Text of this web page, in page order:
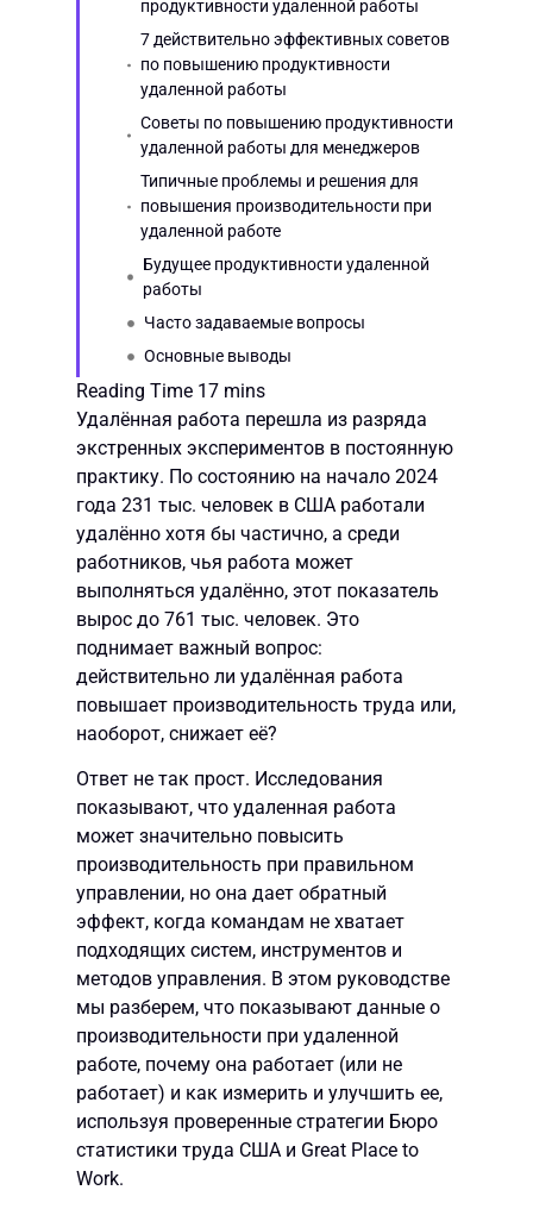
продуктивности удаленной работы
7 действительно эффективных советов
по повышению продуктивности
удаленной работы
Советы по повышению продуктивности
удаленной работы для менеджеров
Типичные проблемы и решения для
повышения производительности при
удаленной работе
Будущее продуктивности удаленной
работы
Часто задаваемые вопросы
Основные выводы
Удалённая работа перешла из разряда
экстренных экспериментов в постоянную
практику. По состоянию на начало 2024
года 231 тыс. человек в США работали
удалённо хотя бы частично, а среди
работников, чья работа может
выполняться удалённо, этот показатель
вырос до 761 тыс. человек. Это
поднимает важный вопрос:
действительно ли удалённая работа
повышает производительность труда или,
наоборот, снижает её?
Ответ не так прост. Исследования
показывают, что удаленная работа
может значительно повысить
производительность при правильном
управлении, но она дает обратный
эффект, когда командам не хватает
подходящих систем, инструментов и
методов управления. В этом руководстве
мы разберем, что показывают данные о
производительности при удаленной
работе, почему она работает (или не
работает) и как измерить и улучшить ее,
используя проверенные стратегии Бюро
статистики труда США и Great Place to
Work.